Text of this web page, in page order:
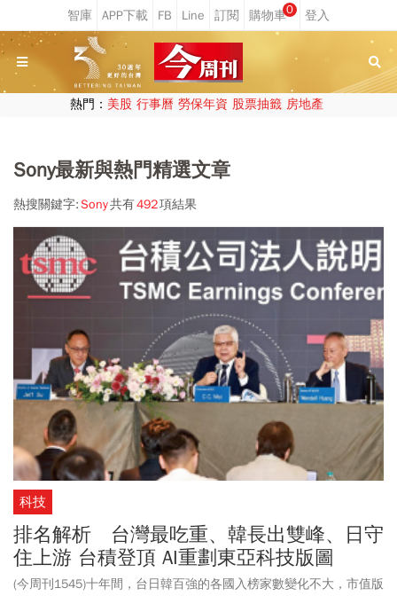
0
熱門： 美股 行事曆 勞保年資 股票抽籤 房地產
Sony最新與熱門精選文章
熱搜關鍵字:Sony共有492項結果
科技
排名解析 台灣最吃重、韓長出雙峰、日守
住上游 台積登頂 AI重劃東亞科技版圖
(今周刊1545)十年間，台日韓百強的各國入榜家數變化不大，市值版